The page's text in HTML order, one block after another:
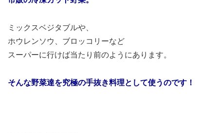
ミックスベジタブルや、
ホウレンソウ、ブロッコリーなど
スーパーに行けば当たり前のようにあります。
そんな野菜達を究極の手抜き料理として使うのです！